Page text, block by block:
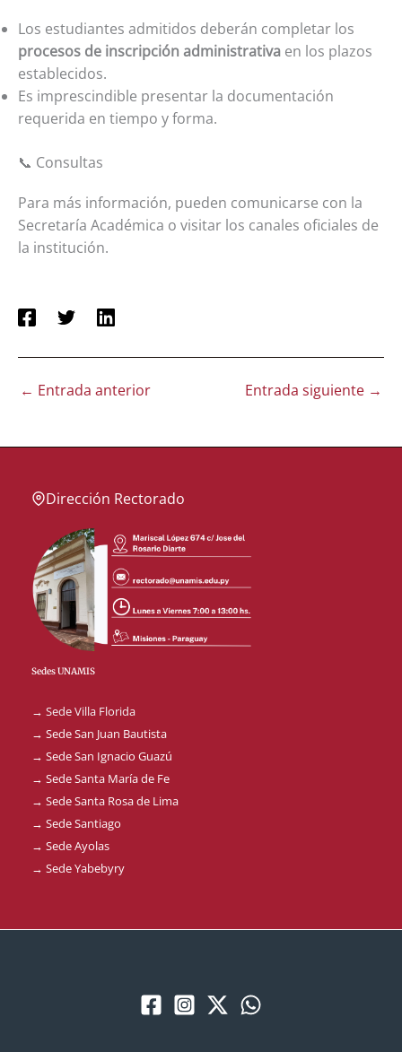
Los estudiantes admitidos deberán completar los
procesos de inscripción administrativa en los plazos
establecidos.
Es imprescindible presentar la documentación
requerida en tiempo y forma.
📞 Consultas
Para más información, pueden comunicarse con la
Secretaría Académica o visitar los canales oficiales de
la institución.
← Entrada anterior Entrada siguiente →
Dirección Rectorado
Sedes UNAMIS
→ Sede Villa Florida
→ Sede San Juan Bautista
→ Sede San Ignacio Guazú
→ Sede Santa María de Fe
→ Sede Santa Rosa de Lima
→ Sede Santiago
→ Sede Ayolas
→ Sede Yabebyry